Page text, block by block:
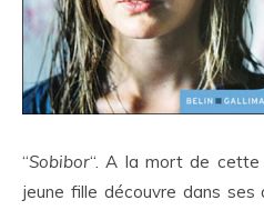
“Sobibor“. A la mort de cette
jeune fille découvre dans ses